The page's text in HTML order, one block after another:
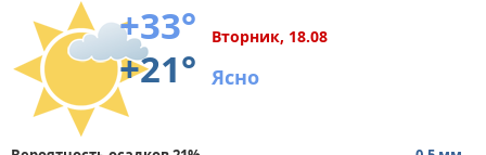
+33°
+21°
Вторник, 18.08
Ясно